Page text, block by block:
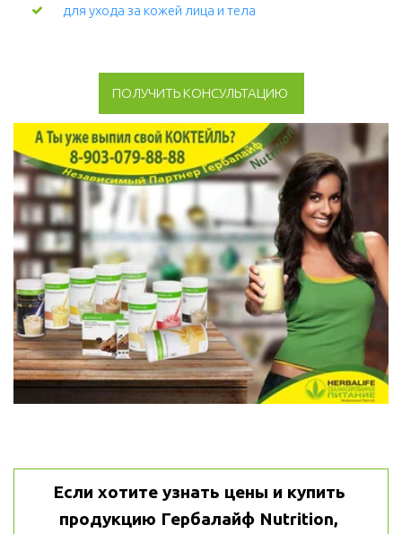
для ухода за кожей лица и тела
ПОЛУЧИТЬ КОНСУЛЬТАЦИЮ
Если хотите узнать цены и купить
продукцию Гербалайф Nutrition,